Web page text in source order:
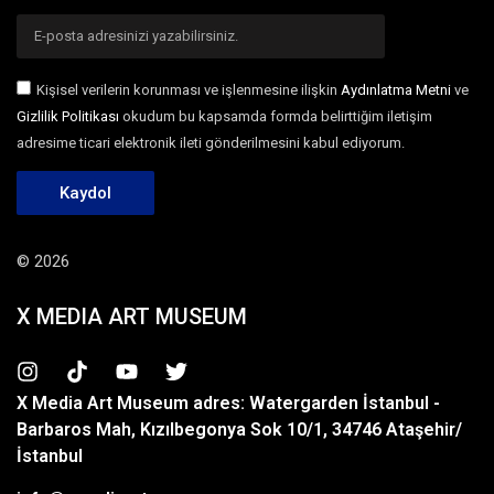
Kişisel verilerin korunması ve işlenmesine ilişkin Aydınlatma Metni ve
Gizlilik Politikası okudum bu kapsamda formda belirttiğim iletişim
adresime ticari elektronik ileti gönderilmesini kabul ediyorum.
Kaydol
© 2026
X MEDIA ART MUSEUM
X Media Art Museum adres: Watergarden İstanbul -
Barbaros Mah, Kızılbegonya Sok 10/1, 34746 Ataşehir/
İstanbul